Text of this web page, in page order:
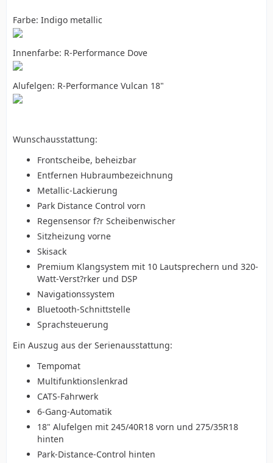
Farbe: Indigo metallic
Innenfarbe: R-Performance Dove
Alufelgen: R-Performance Vulcan 18"
Wunschausstattung:
Frontscheibe, beheizbar
Entfernen Hubraumbezeichnung
Metallic-Lackierung
Park Distance Control vorn
Regensensor f?r Scheibenwischer
Sitzheizung vorne
Skisack
Premium Klangsystem mit 10 Lautsprechern und 320-
Watt-Verst?rker und DSP
Navigationssystem
Bluetooth-Schnittstelle
Sprachsteuerung
Ein Auszug aus der Serienausstattung:
Tempomat
Multifunktionslenkrad
CATS-Fahrwerk
6-Gang-Automatik
18" Alufelgen mit 245/40R18 vorn und 275/35R18
hinten
Park-Distance-Control hinten